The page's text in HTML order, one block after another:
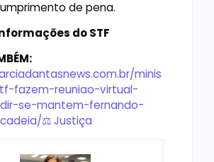
de pena.
do STF
minis
fazem-reuniao-virtual-
se-mantem-fernando-
⚖️ Justiça